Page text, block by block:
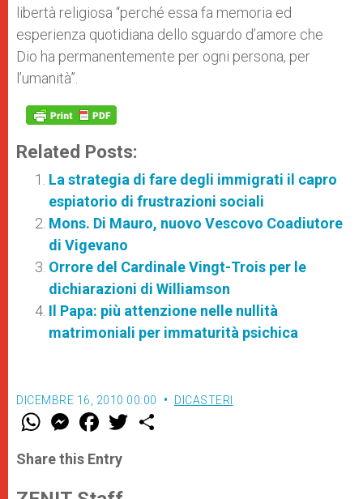
libertà religiosa “perché essa fa memoria ed
esperienza quotidiana dello sguardo d’amore che
Dio ha permanentemente per ogni persona, per
l’umanità”.
Related Posts:
La strategia di fare degli immigrati il capro
espiatorio di frustrazioni sociali
Mons. Di Mauro, nuovo Vescovo Coadiutore
di Vigevano
Orrore del Cardinale Vingt-Trois per le
dichiarazioni di Williamson
Il Papa: più attenzione nelle nullità
matrimoniali per immaturità psichica
DICEMBRE 16, 2010 00:00 DICASTERI
W
t
s
p
M
e
s
e
g
F
a
e
b
o
w
Share this Entry